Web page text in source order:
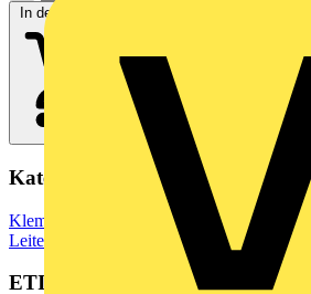
In den Warenkorb
Kategorien
Klemmen, Steckverbinder &
Leiterplattensteckverbinder
ETIM Group